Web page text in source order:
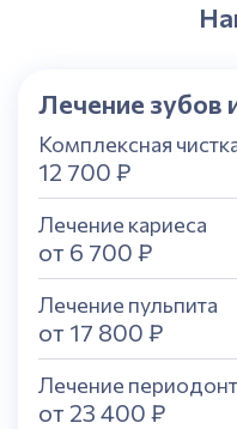
Лечение зубов
Комплексная
12 700 ₽
Лечение кариеса
от 6 700 ₽
Лечение пульпита
от 17 800 ₽
Лечение
от 23 400 ₽